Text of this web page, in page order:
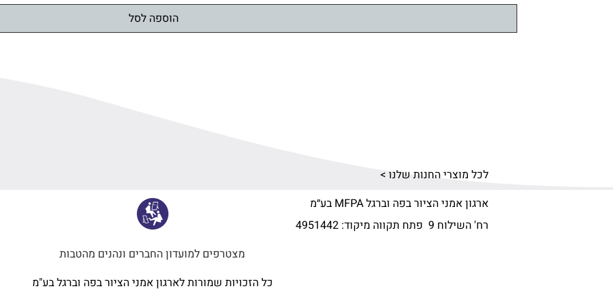
הוספה לסל
לכל מוצרי החנות שלנו >
ארגון אמני הציור בפה וברגל MFPA בע״מ
רח' השילוח 9 פתח תקווה מיקוד:
4951442
מצטרפים למועדון החברים ונהנים מהטבות
כל הזכויות שמורות לארגון אמני הציור בפה וברגל בע"מ